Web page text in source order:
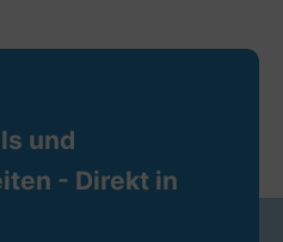
und
- Direkt in